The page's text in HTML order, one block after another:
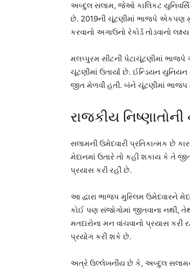
અબ્દુલ સલામ, જેઓ કાલિકટ
છે. 2019ની ચૂંટણીમાં ભાજપે એકપણ
કરવાનો અગાઉનો રેકોર્ડ તોડવાનો
મલપ્પુરમ સીટની પેટાચૂંટણીમાં ભાજપે
ચૂંટણીમાં ઉતાર્યા છે. ઈન્ડિયન
જીત મેળવી હતી. બંને ચૂંટણીમાં ભાજપ
રાજકીય
સલામની ઉમેદવારી પ્રતિકાત્મક છે
મેદાનમાં ઉતારે તો કહી શકાય કે તે
પ્રયાસ કરી રહી છે.
આ દ્વારા ભાજપ મુસ્લિમ ઉમેદવારને
કોઈ પણ સંજોગોમાં જીતવાના નથી,
મતદારોના મન વાંચવાનો પ્રયાસ કરી
પ્રયોગ કરી શકે છે.
અત્રે ઉલ્લેખનીય છે કે, અબ્દુલ સલામને